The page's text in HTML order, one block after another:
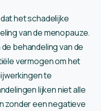
het schadelijke
van de menopauze.
behandeling van de
vermogen om het
te
lijken niet alle
zonder een negatieve